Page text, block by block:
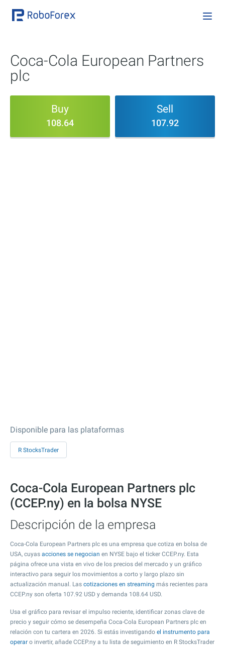
Coca-Cola European Partners
plc
Buy
108.64
Sell
107.92
Disponible para las plataformas
R StocksTrader
Coca-Cola European Partners plc
(CCEP.ny) en la bolsa NYSE
Descripción de la empresa
Coca-Cola European Partners plc es una empresa que cotiza en bolsa de
USA, cuyas acciones se negocian en NYSE bajo el ticker CCEP.ny. Esta
página ofrece una vista en vivo de los precios del mercado y un gráfico
interactivo para seguir los movimientos a corto y largo plazo sin
actualización manual. Las cotizaciones en streaming más recientes para
CCEP.ny son oferta 107.92 USD y demanda 108.64 USD.
Usa el gráfico para revisar el impulso reciente, identificar zonas clave de
precio y seguir cómo se desempeña Coca-Cola European Partners plc en
relación con tu cartera en 2026. Si estás investigando el instrumento para
operar o invertir, añade CCEP.ny a tu lista de seguimiento en R StocksTrader